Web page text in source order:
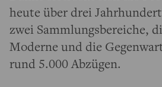
heute über drei
zwei Sammlungsbereiche,
Moderne und die
rund 5.000 Abzügen.